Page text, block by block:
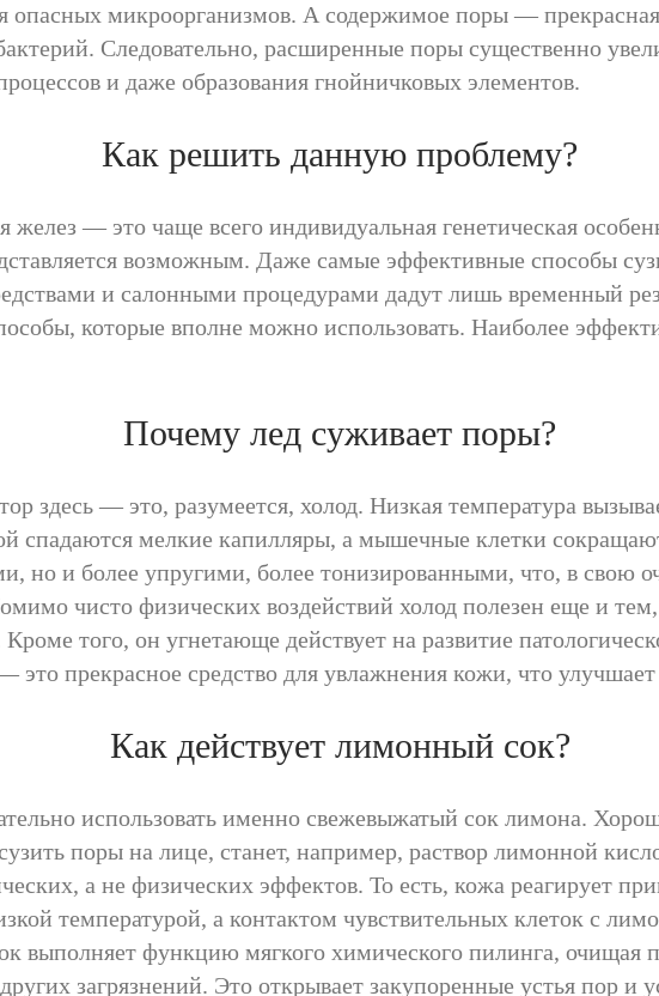
опасных микроорганизмов. А содержимое поры — прекрасная
Следовательно, расширенные поры существенно
и даже образования гнойничковых элементов.
Как решить данную проблему?
— это чаще всего индивидуальная генетическая
возможным. Даже самые эффективные способы
и салонными процедурами дадут лишь временный
которые вполне можно использовать. Наиболее
Почему лед суживает поры?
здесь — это, разумеется, холод. Низкая температура
спадаются мелкие капилляры, а мышечные клетки
но и более упругими, более тонизированными, что, в свою
чисто физических воздействий холод полезен еще и
Кроме того, он угнетающе действует на развитие
это прекрасное средство для увлажнения кожи, что
Как действует лимонный сок?
использовать именно свежевыжатый сок лимона.
поры на лице, станет, например, раствор лимонной
а не физических эффектов. То есть, кожа реагирует
температурой, а контактом чувствительных клеток с
выполняет функцию мягкого химического пилинга, очищая
загрязнений. Это открывает закупоренные устья пор и